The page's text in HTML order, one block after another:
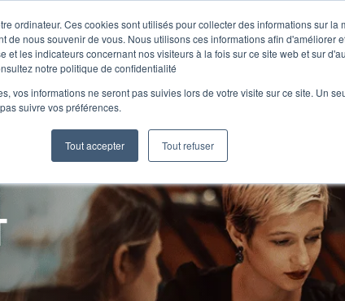
ordinateur. Ces cookies sont utilisés pour collecter des informations sur la
de nous souvenir de vous. Nous utilisons ces informations afin d'améliorer
et les indicateurs concernant nos visiteurs à la fois sur ce site web et sur
notre politique de confidentialité
vos informations ne seront pas suivies lors de votre visite sur ce site. Un
suivre vos préférences.
Tout accepter Tout refuser
Le Club